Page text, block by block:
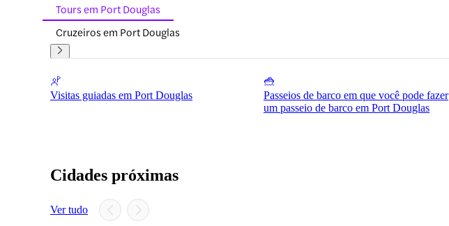
Tours em Port Douglas
Cruzeiros em Port Douglas
Visitas guiadas em Port Douglas
Passeios de barco em que você pode fazer
um passeio de barco em Port Douglas
Cidades próximas
Ver tudo